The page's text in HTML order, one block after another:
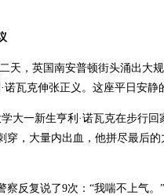
天，英国南安普顿街头涌出大
瓦克伸张正义。这座平日安静
大一新生亨利·诺瓦克在步行
，大量内出血，他拼尽最后
反复说了9次：“我喘不上气。”